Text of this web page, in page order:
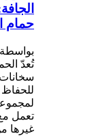
حمام
بواسطة
تُعدّ
سخانات
تعمل
غيرها